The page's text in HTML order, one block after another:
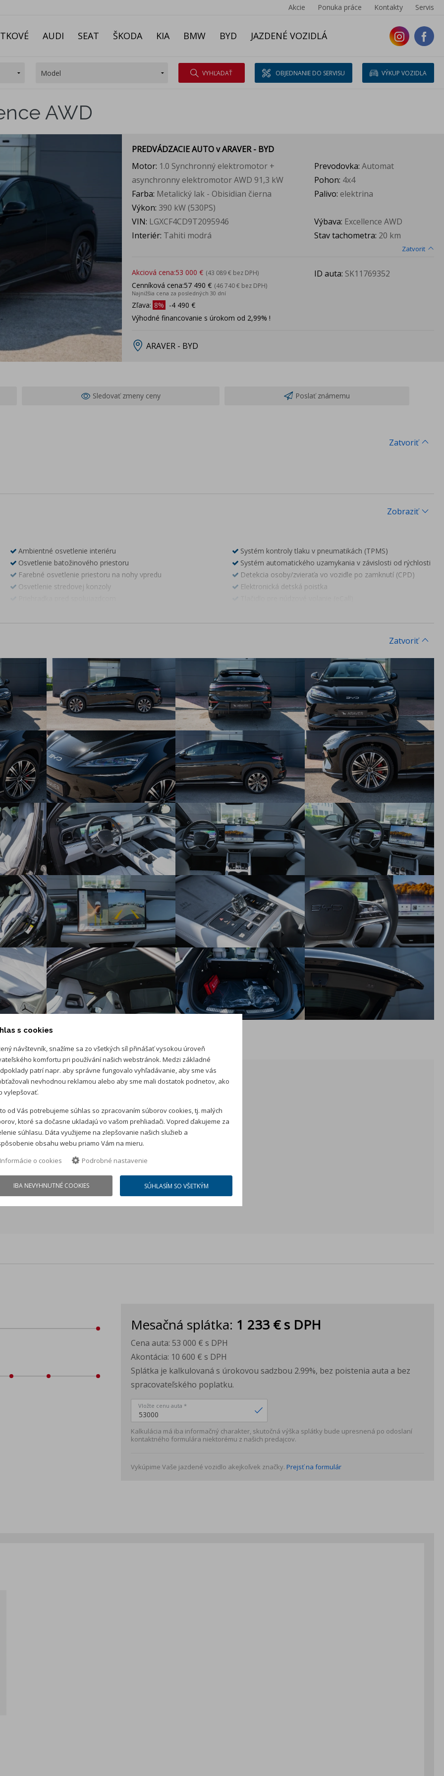
Akcie Ponuka práce Kontakty Servis
AUDI SEAT ŠKODA KIA BMW BYD JAZDENÉ VOZIDLÁ
VYHĽADAŤ OBJEDNANIE DO SERVISU VÝKUP VOZIDLA
AWD
PREDVÁDZACIE AUTOv ARAVER - BYD
Motor: 1.0 Synchronný elektromotor +
asynchronny elektromotor AWD 91,3 kW
Farba: Metalický lak - Obisidian čierna
Výkon: 390 kW (530PS)
Prevodovka: Automat
Pohon: 4x4
Palivo: elektrina
VIN: LGXCF4CD9T2095946
Interiér: Tahiti modrá
Výbava: Excellence AWD
Stav tachometra: 20 km
Zatvorit
Akciová cena:53 000 € (43 089 € bez DPH)
Cenníková cena:57 490 € (46 740 € bez DPH)
Najnižšia cena za posledných 30 dní
Zľava: 8%
-4 490 €
Výhodné financovanie s úrokom od 2,99% !
ID auta: SK11769352
ARAVER - BYD
Sledovať zmeny ceny Poslať známemu
Zatvoriť
Zobraziť
Ambientné osvetlenie interiéru
Osvetlenie batožinového priestoru
Farebné osvetlenie priestoru na nohy vpredu
Osvetlenie stredovej konzoly
Predné LED svetlá na čítanie
Elektricky ovládané okná s funkciou One-click
Predné slnečné clony s osvetleným zrkadlom
Zadné výduchy klimatizácie
Kabínový filter PM2,5
Ionizátor vzduchu
12 V zásuvka
Predná lakťová opierka s dvoma držiakmi nápoja
Zadná lakťová opierka s dvoma držiakmi nápoja
10,25” TFT full LCD prístrojový panel
15,6” elektricky otočný, dotykový displej infotainmentu
Rádio DAB+ a FM
WIFI hotspot na palube vozidla
Audiosystém Dynaudio® s 12 reproduktormi
Head-up displej (HUD)
Navigácia
Inteligentné ovládanie hlasom „Hi, BYD“
Palubná 4G konektivita
Cloud service – BYD APP
Predné USB: 1× 18 W USB-C, 1× 60 W USB-C
Zadné USB: 1× 18 W USB-C, 1× 60 W USB-C
Indukčné nabíjanie 1× 50 W
Android Auto™ & Apple CarPlay²
Airbag vodiča
Airbag spolujazdca vrátane spínača deaktivácie
Predný stredový airbag
Predné a zadné bočné airbagy
Bočné okenné airbagy
Predné bezpečnostné pásy s predpínačmi – výškovo
nastaviteľné
Zadné bezpečnostné pásy s predpínačmi
Upozornenie na nezapnutý pás vpredu aj vzadu
3× kotviace body ISOFIX a i-Size
Systém kontroly tlaku v pneumatikách (TPMS)
Systém automatického uzamykania v závislosti od rýchlosti
Detekcia osoby/zvieraťa vo vozidle po zamknutí (CPD)
Elektronická detská poistka
360° parkovacia kamera
Asistent pre rozpoznávanie dopravných značiek (TSR)
Inteligentný asistent rýchlosti (ISLC)
Varovanie pred čelnou zrážkou (FCW)
Varovanie pred zrážkou pri cúvaní (RCW)
Predný asistent pre križovatky s automatickým brzdením
(FCTA + FCTB)
Zadný asistent pre križovatky s automatickým brzdením
(RCTA + RCTB)
Upozornenie na vybočenie z jazdného pruhu (LDW)
Núdzový asistent udržiavania v jazdnom pruhu (ELKA)
Asistent centrovania vozidla v jazdnom pruhu (LCC)
Inteligentný asistent diaľkových svetlometov (IHBC)
Automatické núdzové brzdenie (AEB)
Upozornenie na nebezpečenstvo počas otvorenia dverí
(DOW)
Detekcia mŕtveho uhla (BSD)
Priamy systém monitorovania únavy vodiča (DFM)
Systém monitorovania pozornosti vodiča (DDW)
Elektronická stabilizácia (ESC)
Inteligentný brzdový systém (IPB)
Hydraulický brzdový asistent (HBA)
Systém kontroly trakcie (TCS)
Parkovanie s regulátorom spomalenia (CDP)
Dynamická kontrola vozidla (VDC)
Elektronické rozdelenie brzdnej sily (EBD)
Asistent rozjazdu do kopca (HHC)
Elektronická parkovacia brzda (EPB)
Funkcia vehicle-to-Load (V2L)
Jazdné režimy: Eco, Normal, Sport, Sneh
Predný batožinový priestor (frunk)
2× Smart kľúč & 1× NFC kľúč
Bezklúčové odomykanie a štartovanie
Zatvoriť
Mesačná splátka: 1 233 €s DPH
Cena auta: 53 000 € s DPH
Akontácia: 10 600 € s DPH
Splátka je kalkulovaná s úrokovou sadzbou 2.99%, bez poistenia auta a bez
spracovateľského poplatku.
Vložte cenu auta *
Kalkulácia má iba informačný charakter, skutočná výška splátky bude upresnená po odoslaní
kontaktného formulára niektorému z našich predajcov.
Vykúpime Vaše jazdené vozidlo akejkoľvek značky. Prejsť na formulár
s cookies
návštevník, snažíme sa zo všetkých síl přinášať vysokou úroveň
komfortu pri používání našich webstránok. Medzi základné
patrí napr. aby správne fungovalo vyhľadávanie, aby sme vás
nevhodnou reklamou alebo aby sme mali dostatok podnetov, ako
vylepšovať.
od Vás potrebujeme súhlas so zpracovaním súborov cookies, tj. malých
ktoré sa dočasne ukladajú vo vašom prehliadači. Vopred ďakujeme za
súhlasu. Dáta využijeme na zlepšovanie našich služieb a
obsahu webu priamo Vám na mieru.
Informácie o cookies
Podrobné nastavenie
IBA NEVYHNUTNÉ COOKIES SÚHLASÍM SO VŠETKÝM